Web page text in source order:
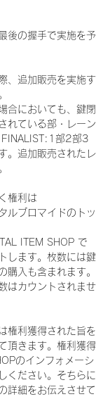
後の握手で実施を予
、追加販売を実施す
合においても、鍵閉
れている部・レーン
FINALIST:1部2部3
。追加販売されたレ
権利は
ルブロマイドのトッ
ITEM SHOP で
します。枚数には鍵
購入も含まれます。
はカウントされませ
権利獲得された旨を
頂きます。権利獲得
のインフォメーシ
ください。そちらに
詳細をお伝えさせて